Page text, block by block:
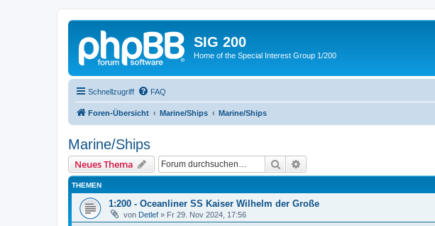
SIG 200
Home of the Special Interest Group 1/200
Schnellzugriff FAQ
Foren-Übersicht Marine/Ships Marine/Ships
Marine/Ships
Neues Thema Suche
THEMEN
1:200 - Oceanliner SS Kaiser Wilhelm der Große
von Detlef » Fr 29. Nov 2024, 17:56